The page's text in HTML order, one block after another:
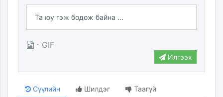
· GIF
Илгээх
Сүүлийн Шилдэг Таагүй